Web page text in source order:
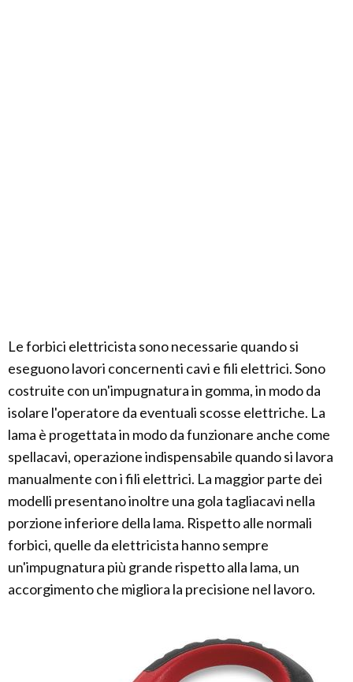
Le forbici elettricista sono necessarie quando si
eseguono lavori concernenti cavi e fili elettrici. Sono
costruite con un'impugnatura in gomma, in modo da
isolare l'operatore da eventuali scosse elettriche. La
lama è progettata in modo da funzionare anche come
spellacavi, operazione indispensabile quando si lavora
manualmente con i fili elettrici. La maggior parte dei
modelli presentano inoltre una gola tagliacavi nella
porzione inferiore della lama. Rispetto alle normali
forbici, quelle da elettricista hanno sempre
un'impugnatura più grande rispetto alla lama, un
accorgimento che migliora la precisione nel lavoro.